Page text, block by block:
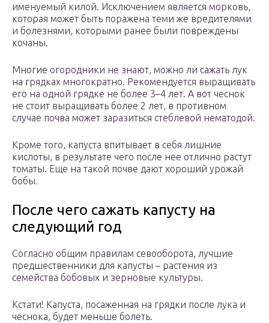
именуемый килой. Исключением является морковь,
которая может быть поражена теми же вредителями
и болезнями, которыми ранее были повреждены
кочаны.
Многие огородники не знают, можно ли сажать лук
на грядках многократно. Рекомендуется выращивать
его на одной грядке не более 3–4 лет. А вот чеснок
не стоит выращивать более 2 лет, в противном
случае почва может заразиться стеблевой нематодой.
Кроме того, капуста впитывает в себя лишние
кислоты, в результате чего после нее отлично растут
томаты. Еще на такой почве дают хороший урожай
бобы.
После чего сажать капусту на
следующий год
Согласно общим правилам севооборота, лучшие
предшественники для капусты – растения из
семейства бобовых и зерновые культуры.
Кстати! Капуста, посаженная на грядки после лука и
чеснока, будет меньше болеть.